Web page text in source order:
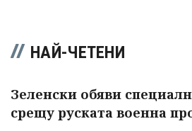
НАЙ-ЧЕТЕНИ
Зеленски обяви
срещу руската военна